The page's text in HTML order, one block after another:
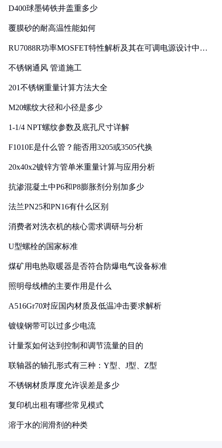
D400球墨铸铁井盖重多少
覆膜砂的耐高温性能如何
RU7088R功率MOSFET特性解析及其在可调电源设计中的
不锈钢通风 管道施工
201不锈钢重量计算方法大全
M20螺纹大径和小径是多少
1-1/4 NPT螺纹参数及底孔尺寸详解
F1010E是什么管？能否用3205或3505代换
20x40x2镀锌方管单米重量计算与应用分析
抗渗混凝土中P6和P8膨胀剂分别加多少
法兰PN25和PN16有什么区别
消费者对洗衣机的核心需求调研与分析
U型螺栓的国家标准
煤矿用电热取暖器是否符合防爆电气设备标准
照明母线槽的主要作用是什么
A516Gr70对应国内材质及低温冲击要求解析
镀镍钢带可以过多少电流
计量泵如何达到控制和调节流量的目的
联轴器的轴孔形式有三种：Y型、J型、Z型
不锈钢材质厚度允许误差是多少
复印机出租有哪些常见模式
溶于水的润滑剂的种类